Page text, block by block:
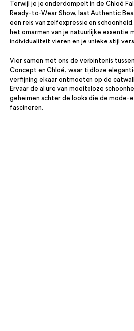
Terwijl je je onderdompelt in de Chloé
Ready-to-Wear Show, laat Authentic
een reis van zelfexpressie en
het omarmen van je natuurlijke essentie
individualiteit vieren en je unieke stijl
Vier samen met ons de verbintenis
Concept en Chloé, waar tijdloze
verfijning elkaar ontmoeten op de
Ervaar de allure van moeiteloze
geheimen achter de looks die de mode-
fascineren.